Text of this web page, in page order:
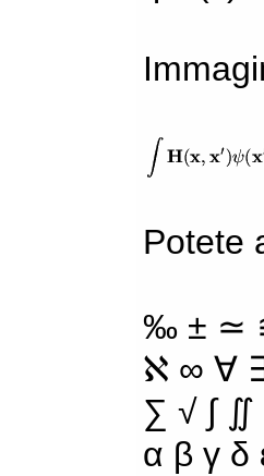
Potete
‰ ± ≃
ℵ ∞ ∀
∑ √ ∫
α β γ δ